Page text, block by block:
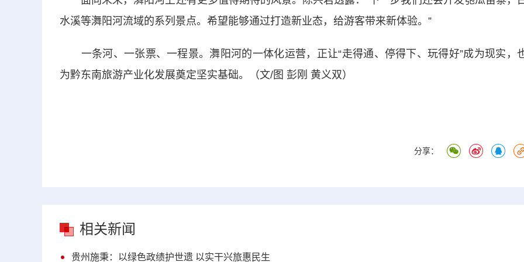
水溪等㵲阳河流域的系列景点。希望能够通过打造新业态，给游客带来新体验。”
一条河、一张票、一程景。㵲阳河的一体化运营，正让“走得通、停得下、玩得好”成为现实，
为黔东南旅游产业化发展奠定坚实基础。（文/图 彭刚 黄义双）
分享：
相关新闻
贵州施秉：以绿色政绩护世遗 以实干兴旅惠民生